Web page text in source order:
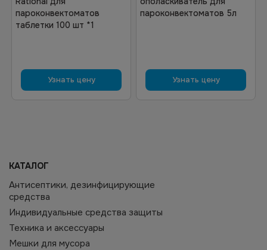
пароконвектоматов
таблетки 100 шт *1
Узнать цену
пароконвектоматов 5л
Узнать цену
КАТАЛОГ
Антисептики, дезинфицирующие
средства
Индивидуальные средства защиты
Техника и аксессуары
Мешки для мусора